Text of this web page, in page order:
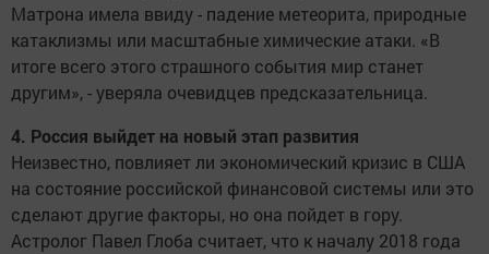
Матрона имела ввиду - падение метеорита, природные
катаклизмы или масштабные химические атаки. «В
итоге всего этого страшного события мир станет
другим», - уверяла очевидцев предсказательница.
4. Россия выйдет на новый этап развития
Неизвестно, повлияет ли экономический кризис в США
на состояние российской финансовой системы или это
сделают другие факторы, но она пойдет в гору.
Астролог Павел Глоба считает, что к началу 2018 года